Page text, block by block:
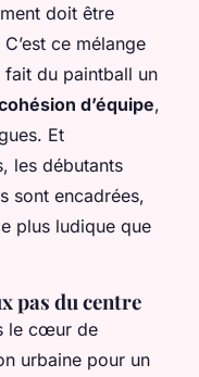
doit être
ce mélange
fait du paintball un
d’équipe,
Et
les débutants
sont encadrées,
plus ludique que
pas du centre
le cœur de
urbaine pour un